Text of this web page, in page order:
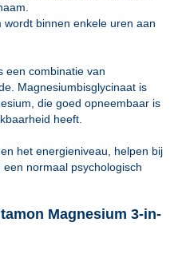
binnen enkele uren aan
een combinatie van
Magnesiumbisglycinaat is
die goed opneembaar is
heeft.
het energieniveau, helpen bij
normaal psychologisch
Magnesium 3-in-